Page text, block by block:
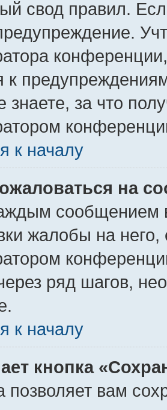
свод правил.
к
знаете, за что
к началу
на
сообщением
жалобы на
ряд шагов,
к началу
кнопка
позволяет вам